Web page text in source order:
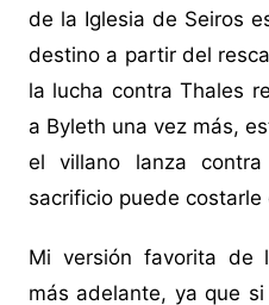
de la Iglesia de Seiros
destino a partir del
la lucha contra Thales
a Byleth una vez más,
el villano lanza
sacrificio puede costarle
Mi versión favorita de
más adelante, ya que